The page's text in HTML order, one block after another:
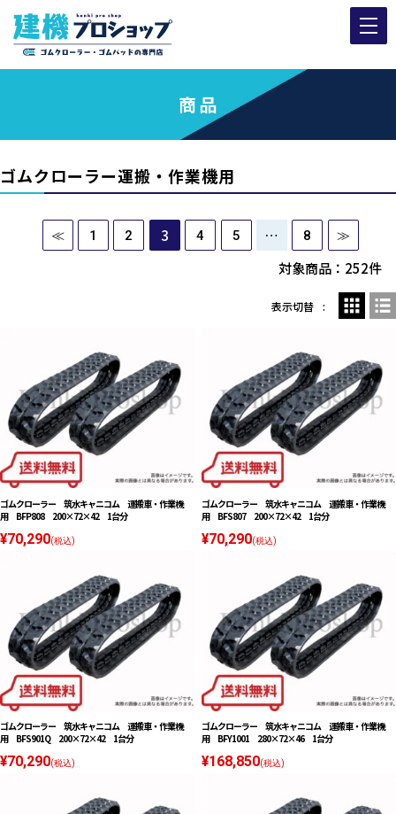
商品
ゴムクローラー運搬・作業機用
≪ 1 2 3 4 5 … 8 ≫
対象商品：252件
表示切替
ゴムクローラー 筑水キャニコム 運搬車・作業機
用 BFP808 200×72×42 1台分
¥70,290(税込)
ゴムクローラー 筑水キャニコム 運搬車・作業機
用 BFS807 200×72×42 1台分
¥70,290(税込)
ゴムクローラー 筑水キャニコム 運搬車・作業機
用 BFS901Q 200×72×42 1台分
¥70,290(税込)
ゴムクローラー 筑水キャニコム 運搬車・作業機
用 BFY1001 280×72×46 1台分
¥168,850(税込)